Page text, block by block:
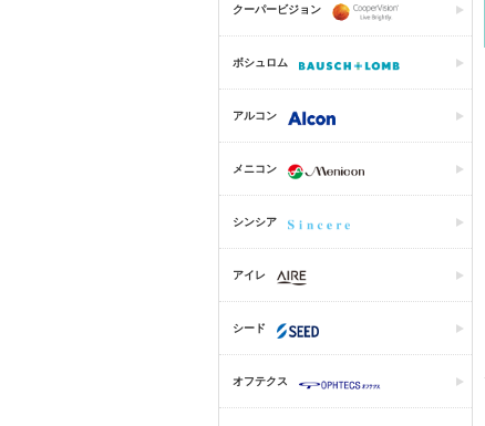
クーパービジョン
ボシュロム
アルコン
メニコン
シンシア
アイレ
シード
オフテクス